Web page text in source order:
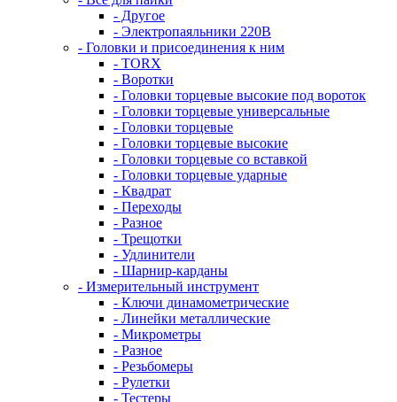
- Другое
- Электропаяльники 220В
- Головки и присоединения к ним
- TORX
- Воротки
- Головки торцевые высокие под вороток
- Головки торцевые универсальные
- Головки торцевые
- Головки торцевые высокие
- Головки торцевые со вставкой
- Головки торцевые ударные
- Квадрат
- Переходы
- Разное
- Трещотки
- Удлинители
- Шарнир-карданы
- Измерительный инструмент
- Ключи динамометрические
- Линейки металлические
- Микрометры
- Разное
- Резьбомеры
- Рулетки
- Тестеры